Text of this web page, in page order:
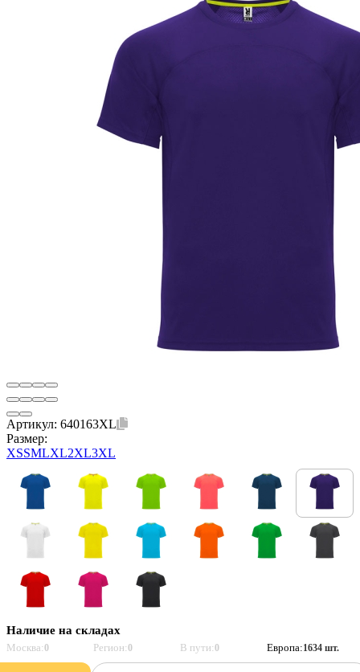
Артикул: 640163XL
Размер:
XSSMLXL2XL3XL
Наличие на складах
Москва:0 Регион:0 В пути:0 Европа:1634 шт.